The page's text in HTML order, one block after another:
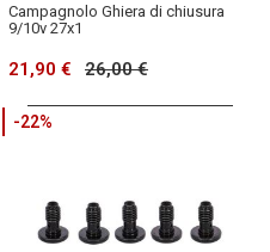
Campagnolo Ghiera di chiusura
9/10v 27x1
21,90 € 26,00 €
-22%